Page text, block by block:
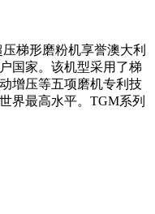
梯形磨粉机享誉澳大利
国家。该机型采用了梯
增压等五项磨机专利技
界最高水平。TGM系列